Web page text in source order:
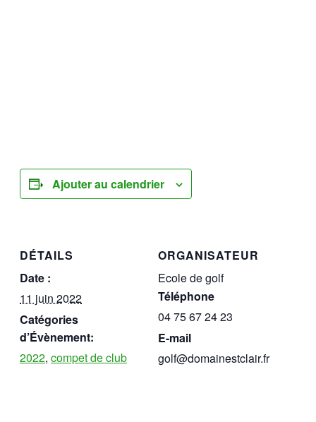
Ajouter au calendrier
DÉTAILS
Date :
11 juin 2022
Catégories
d’Évènement:
2022, compet de club
ORGANISATEUR
Ecole de golf
Téléphone
04 75 67 24 23
E-mail
golf@domainestclair.fr